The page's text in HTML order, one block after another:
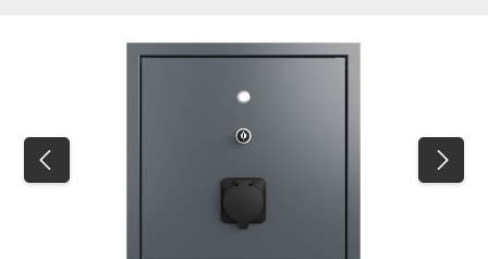
Bildergalerie überspringen